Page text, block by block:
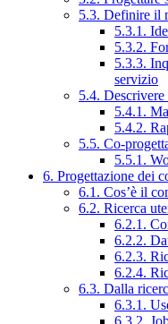
5.3. Definire il
5.3.1.
5.3.2.
5.3.3.
servizio
5.4.
5.4.1.
5.4.2.
5.5. Co-
5.5.1.
6. Progettazione dei
6.1. Cos’è il
6.2. Ricerca
6.2.1.
6.2.2.
6.2.3.
6.2.4.
6.3. Dalla
6.3.1.
6.3.2.